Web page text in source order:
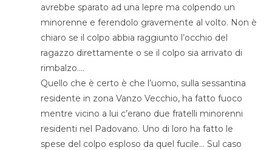
avrebbe sparato ad una lepre ma colpendo un
minorenne e ferendolo gravemente al volto. Non è
chiaro se il colpo abbia raggiunto l’occhio del
ragazzo direttamente o se il colpo sia arrivato di
rimbalzo….
Quello che è certo è che l’uomo, sulla sessantina
residente in zona Vanzo Vecchio, ha fatto fuoco
mentre vicino a lui c’erano due fratelli minorenni
residenti nel Padovano. Uno di loro ha fatto le
spese del colpo esploso da quel fucile… Sul caso